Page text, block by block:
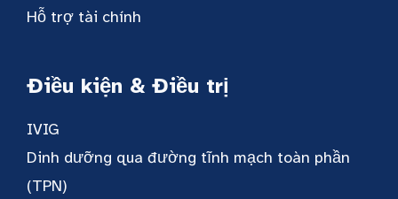
Hỗ trợ tài chính
Điều kiện & Điều trị
IVIG
Dinh dưỡng qua đường tĩnh mạch toàn phần
(TPN)